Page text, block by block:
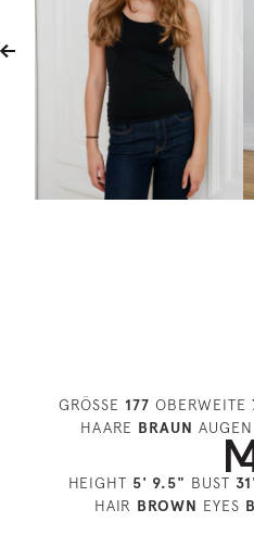
GRÖSSE 177 OBERWEITE
HAARE BRAUN AUGEN
HEIGHT 5' 9.5" BUST
HAIR BROWN EYES